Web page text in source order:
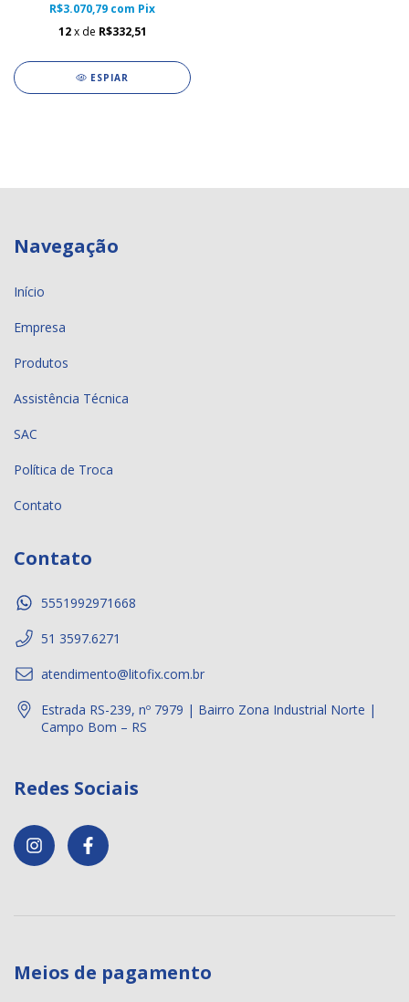
R$3.070,79 com Pix
12 x de R$332,51
ESPIAR
Navegação
Início
Empresa
Produtos
Assistência Técnica
SAC
Política de Troca
Contato
Contato
5551992971668
51 3597.6271
atendimento@litofix.com.br
Estrada RS-239, nº 7979 | Bairro Zona Industrial Norte |
Campo Bom – RS
Redes Sociais
Meios de pagamento